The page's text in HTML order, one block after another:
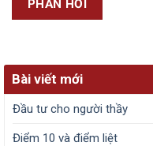
Bài viết mới
Đầu tư cho người thầy
Điểm 10 và điểm liệt